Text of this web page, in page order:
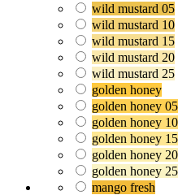
wild mustard 05
wild mustard 10
wild mustard 15
wild mustard 20
wild mustard 25
golden honey
golden honey 05
golden honey 10
golden honey 15
golden honey 20
golden honey 25
mango fresh